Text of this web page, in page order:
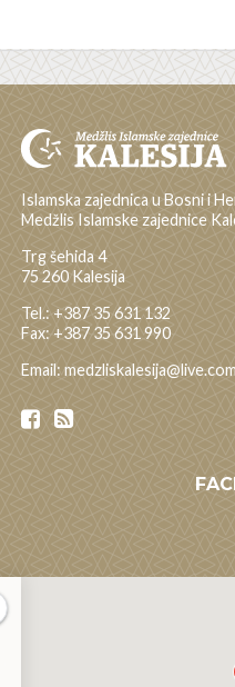
Islamska zajednica u Bosni i
Medžlis Islamske zajednice
Trg šehida 4
75 260 Kalesija
Tel.: +387 35 631 132
Fax: +387 35 631 990
Email: